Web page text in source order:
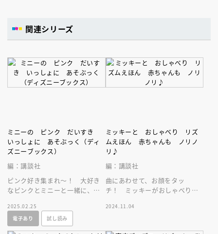
関連シリーズ
ミニーの ピンク だいすき
いっしょに あそぶっく（ディ
ズニーブックス）
編：講談社
ピンク好き集まれ～！ 大好き
なピンクとミニーと一緒に、い
ブック！ おでかけに最適なミ
ニサイズ★
2025.02.25
電子あり
試し読み
ミッキーと おしゃべり リズ
ムえほん 赤ちゃんも ノリノ
リ♪
編：講談社
曲にあわせて、お顔をタッ
チ！ ミッキーがおしゃべりし
を刺激するミッキーのリズムあ
2024.11.04